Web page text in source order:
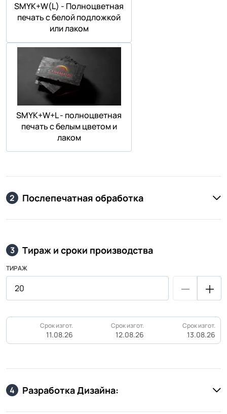
SMYK+W(L) - Полноцветная
печать с белой подложкой
или лаком
SMYK+W+L - полноцветная
печать с белым цветом и
лаком
2 Послепечатная обработка
3 Тираж и сроки производства
ТИРАЖ
Срок изгот.
11.08.26
Срок изгот.
12.08.26
Срок изгот.
13.08.26
4 Разработка Дизайна: